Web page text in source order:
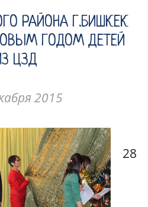
РАЙОНА Г.БИШКЕК
ГОДОМ ДЕТЕЙ
ЦЗД
2015
28